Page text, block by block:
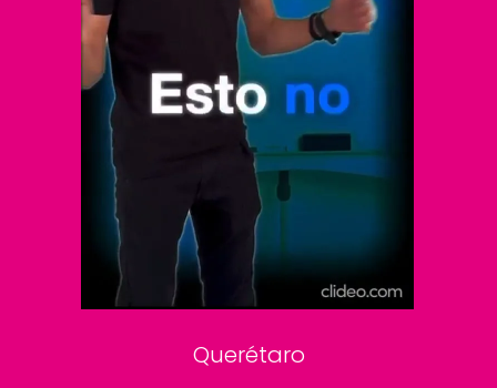
Clase
De 10 sports
DeDinero
Confabulario
Aviso Oportuno
Consultas
Querétaro